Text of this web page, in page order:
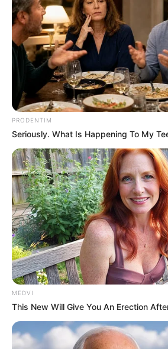
PRODENTIM
Seriously. What Is Happening To My
MEDVI
This New Will Give You An Erection